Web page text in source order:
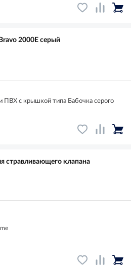
2000E серый
ПВХ с крышкой типа Бабочка серого
стравливающего клапана